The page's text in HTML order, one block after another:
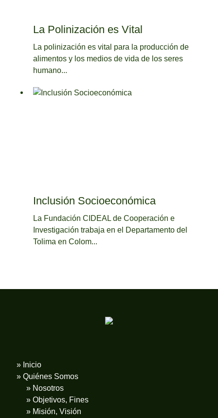
La Polinización es Vital
La polinización es vital para la producción de
alimentos y los medios de vida de los seres
humano...
Inclusión Socioeconómica
La Fundación CIDEAL de Cooperación e
Investigación trabaja en el Departamento del
Tolima en Colom...
» Inicio
» Quiénes Somos
» Nosotros
» Objetivos, Fines
» Misión, Visión